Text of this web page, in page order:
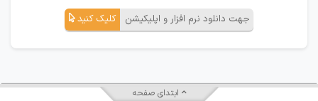
جهت دانلود نرم افزار و اپلیکیشن کلیک کنید
ابتدای صفحه